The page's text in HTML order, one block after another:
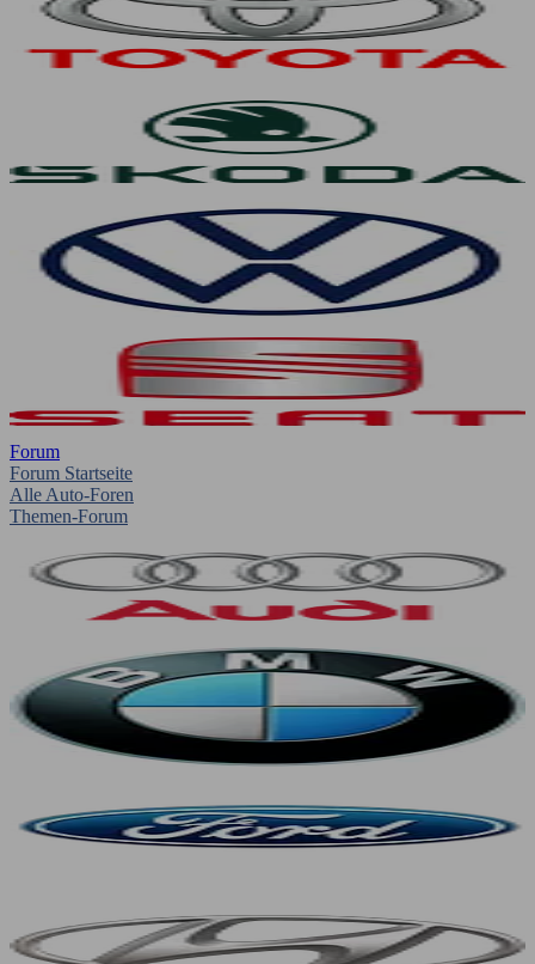
Forum
Forum Startseite
Alle Auto-Foren
Themen-Forum